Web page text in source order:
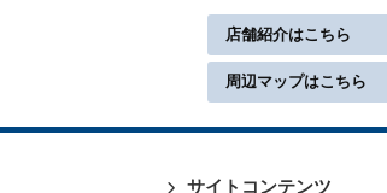
店舗紹介はこちら
周辺マップはこちら
サイトコンテンツ